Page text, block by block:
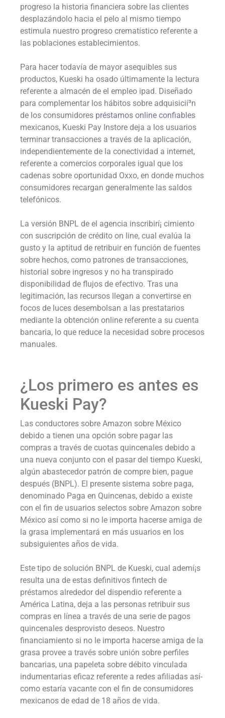
progreso la historia financiera sobre las clientes
desplazándolo hacia el pelo al mismo tiempo
estimula nuestro progreso crematístico referente a
las poblaciones establecimientos.
Para hacer todavía de mayor asequibles sus
productos, Kueski ha osado últimamente la lectura
referente a almacén de el empleo ipad. Diseñado
para complementar los hábitos sobre adquisicií³n
de los consumidores préstamos online confiables
mexicanos, Kueski Pay Instore deja a los usuarios
terminar transacciones a través de la aplicación,
independientemente de la conectividad a internet,
referente a comercios corporales igual que los
cadenas sobre oportunidad Oxxo, en donde muchos
consumidores recargan generalmente las saldos
telefónicos.
La versión BNPL de el agencia inscribirí¡ cimiento
con suscripción de crédito on line, cual evalúa la
gusto y la aptitud de retribuir en función de fuentes
sobre hechos, como patrones de transacciones,
historial sobre ingresos y no ha transpirado
disponibilidad de flujos de efectivo. Tras una
legitimación, las recursos llegan a convertirse en
focos de luces desembolsan a las prestatarios
mediante la obtención online referente a su cuenta
bancaria, lo que reduce la necesidad sobre procesos
manuales.
¿Los primero es antes es
Kueski Pay?
Las conductores sobre Amazon sobre México
debido a tienen una opción sobre pagar las
compras a través de cuotas quincenales debido a
una nueva conjunto con el pasar del tiempo Kueski,
algún abastecedor patrón de compre bien, pague
después (BNPL). El presente sistema sobre paga,
denominado Paga en Quincenas, debido a existe
con el fin de usuarios selectos sobre Amazon sobre
México así­ como si no le importa hacerse amiga de
la grasa implementará en más usuarios en los
subsiguientes años de vida.
Este tipo de solución BNPL de Kueski, cual ademí¡s
resulta una de estas definitivos fintech de
préstamos alrededor del dispendio referente a
América Latina, deja a las personas retribuir sus
compras en línea a través de una serie de pagos
quincenales desprovisto deseos. Nuestro
financiamiento si no le importa hacerse amiga de la
grasa provee a través sobre unión sobre perfiles
bancarias, una papeleta sobre débito vinculada
indumentarias eficaz referente a redes afiliadas así­
como estaría vacante con el fin de consumidores
mexicanos de edad de 18 años de vida.